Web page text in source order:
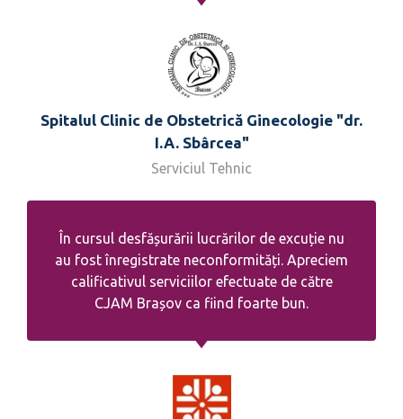
Spitalul Clinic de Obstetrică Ginecologie "dr.
I.A. Sbârcea"
Serviciul Tehnic
În cursul desfășurării lucrărilor de excuție nu
au fost înregistrate neconformități. Apreciem
calificativul serviciilor efectuate de către
CJAM Brașov ca fiind foarte bun.